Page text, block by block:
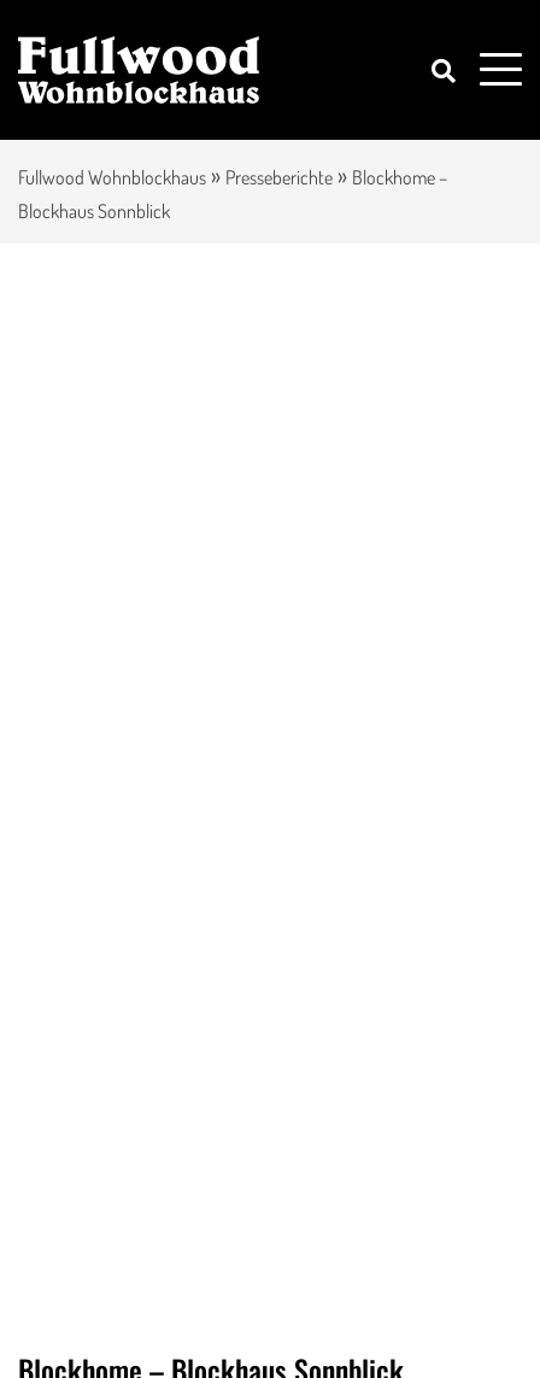
Fullwood Wohnblockhaus » Presseberichte » Blockhome –
Blockhaus Sonnblick
Blockhome – Blockhaus Sonnblick